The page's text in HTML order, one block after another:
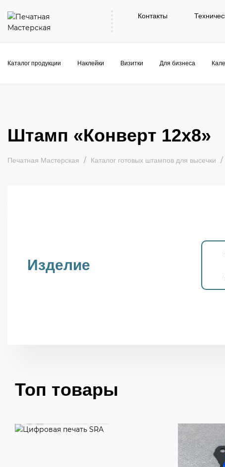
Контакты
Каталог продукции Наклейки Визитки Для бизнеса
Штамп «Конверт 12х8»
Печатная Мастерская Каталог готовых штампов для высечки
Изделие
Топ товары